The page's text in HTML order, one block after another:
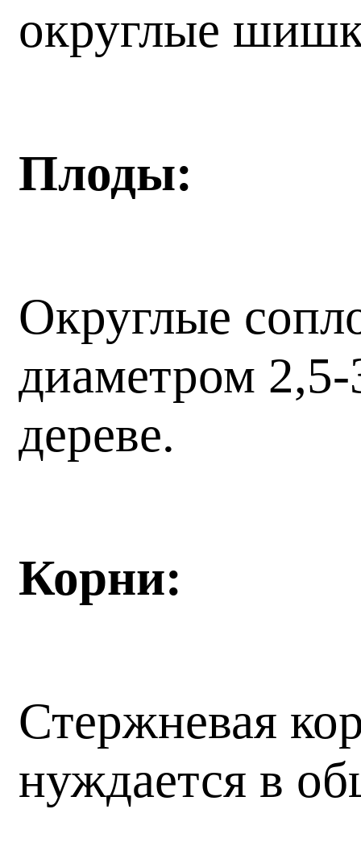
округлые
Плоды:
Округлые
диаметром
дереве.
Корни:
Стержневая
нуждается в